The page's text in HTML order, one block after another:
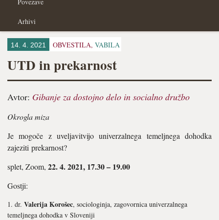
Arhivi
14. 4. 2021 OBVESTILA, VABILA
UTD in prekarnost
Avtor: Gibanje za dostojno delo in socialno družbo
Okrogla miza
Je mogoče z uveljavitvijo univerzalnega temeljnega dohodka
zajeziti prekarnost?
splet, Zoom, 22. 4. 2021, 17.30 – 19.00
Gostji:
dr. Valerija Korošec, sociologinja, zagovornica univerzalnega
temeljnega dohodka v Sloveniji